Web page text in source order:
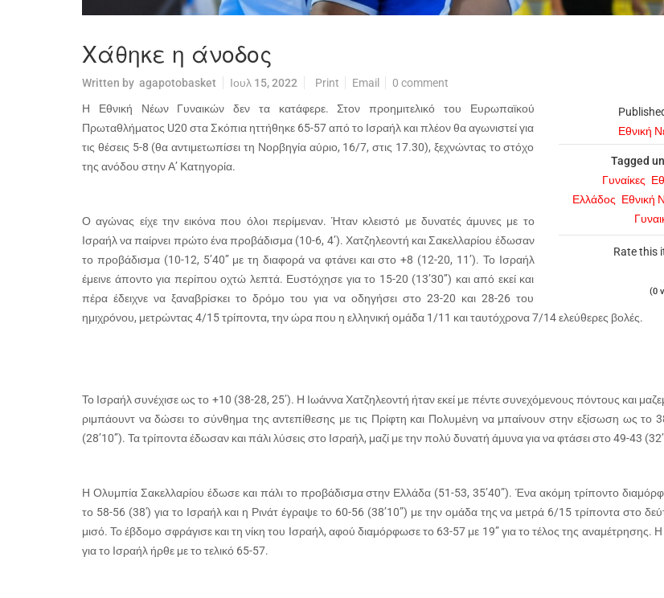
Χάθηκε η άνοδος
Written by agapotobasket Ιουλ 15, 2022 Print Email 0 comment
Εθνική
Tagged
Γυναίκες
Ελλάδος Εθνική
Rate this
(0
Η Εθνική Νέων Γυναικών δεν τα κατάφερε. Στον προημιτελικό του Ευρωπαϊκού
Πρωταθλήματος U20 στα Σκόπια ηττήθηκε 65-57 από το Ισραήλ και πλέον θα αγωνιστεί για
τις θέσεις 5-8 (θα αντιμετωπίσει τη Νορβηγία αύριο, 16/7, στις 17.30), ξεχνώντας το στόχο
της ανόδου στην Α’ Κατηγορία.
Ο αγώνας είχε την εικόνα που όλοι περίμεναν. Ήταν κλειστό με δυνατές άμυνες με το
Ισραήλ να παίρνει πρώτο ένα προβάδισμα (10-6, 4’). Χατζηλεοντή και Σακελλαρίου έδωσαν
το προβάδισμα (10-12, 5’40’’ με τη διαφορά να φτάνει και στο +8 (12-20, 11’). Το Ισραήλ
έμεινε άποντο για περίπου οχτώ λεπτά. Ευστόχησε για το 15-20 (13’30’’) και από εκεί και
πέρα έδειχνε να ξαναβρίσκει το δρόμο του για να οδηγήσει στο 23-20 και 28-26 του
ημιχρόνου, μετρώντας 4/15 τρίποντα, την ώρα που η ελληνική ομάδα 1/11 και ταυτόχρονα 7/14 ελεύθερες βολές.
Το Ισραήλ συνέχισε ως το +10 (38-28, 25’). Η Ιωάννα Χατζηλεοντή ήταν εκεί με πέντε συνεχόμενους πόντους και
ριμπάουντ να δώσει το σύνθημα της αντεπίθεσης με τις Πρίφτη και Πολυμένη να μπαίνουν στην εξίσωση ως το
(28’10’’). Τα τρίποντα έδωσαν και πάλι λύσεις στο Ισραήλ, μαζί με την πολύ δυνατή άμυνα για να φτάσει στο 49-43
Η Ολυμπία Σακελλαρίου έδωσε και πάλι το προβάδισμα στην Ελλάδα (51-53, 35’40”). Ένα ακόμη τρίποντο
το 58-56 (38′) για το Ισραήλ και η Ρινάτ έγραψε το 60-56 (38’10”) με την ομάδα της να μετρά 6/15 τρίποντα στο
μισό. Το έβδομο σφράγισε και τη νίκη του Ισραήλ, αφού διαμόρφωσε το 63-57 με 19” για το τέλος της αναμέτρησης. H
για το Ισραήλ ήρθε με το τελικό 65-57.